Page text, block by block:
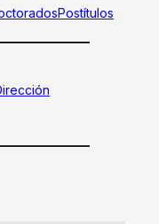
Postítulos